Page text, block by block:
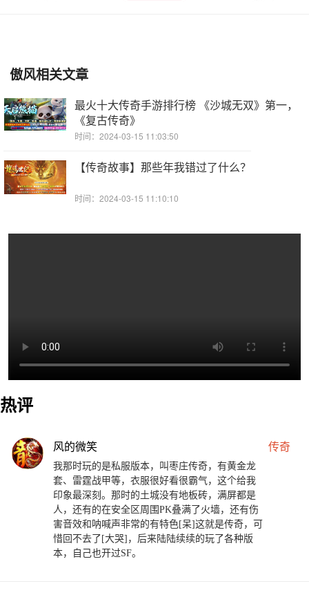
傲风相关文章
最火十大传奇手游排行榜 《沙城无双》第一，
《复古传奇》
时间：2024-03-15 11:03:50
【传奇故事】那些年我错过了什么？
时间：2024-03-15 11:10:10
热评
风的微笑 传奇
我那时玩的是私服版本，叫枣庄传奇，有黄金龙
套、雷霆战甲等，衣服很好看很霸气，这个给我
印象最深刻。那时的土城没有地板砖，满屏都是
人，还有的在安全区周围PK叠满了火墙，还有伤
害音效和呐喊声非常的有特色[呆]这就是传奇，可
惜回不去了[大哭]，后来陆陆续续的玩了各种版
本，自己也开过SF。